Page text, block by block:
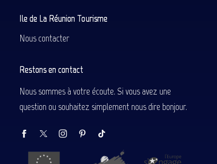
Ile de La Réunion Tourisme
Nous contacter
Restons en contact
Nous sommes à votre écoute. Si vous avez une
question ou souhaitez simplement nous dire bonjour.